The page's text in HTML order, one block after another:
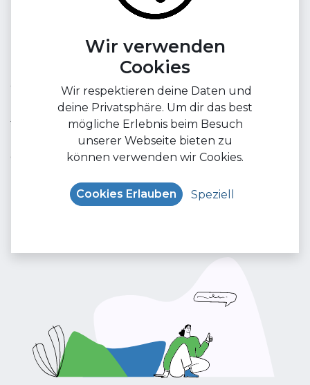
Unsere NLG-Webseiten ranken in den Top 10
Ergebnissen von Google und bieten Advertisern die
Möglichkeit, ihre Zielgruppe direkt anzusprechen.
Wir erstellen Inhalte, die auf die Bedürfnisse deiner
Zielgruppe zugeschnitten sind und optimieren sie
für Suchmaschinen. Mit unserer breiten Auswahl an
Zielgruppenfiltern kannst du sicherstellen, dass
deine Werbung die richtigen Personen erreicht.
Wir verwenden
Cookies
Wir respektieren deine Daten und
deine Privatsphäre. Um dir das best
mögliche Erlebnis beim Besuch
unserer Webseite bieten zu
können verwenden wir Cookies.
Cookies Erlauben Speziell